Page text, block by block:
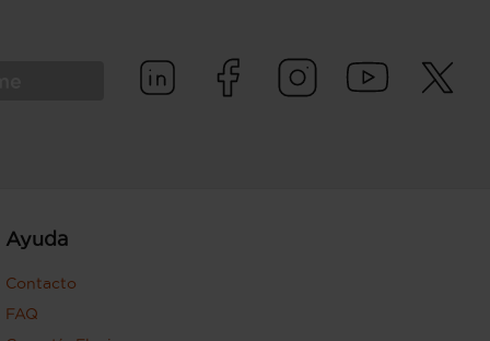
Ayuda
Contacto
FAQ